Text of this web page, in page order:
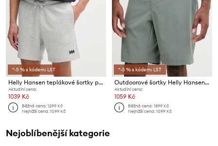
*-5 % s kódem: LST
Helly Hansen teplákové šortky pánské bavlněné TERRY
Aktuální cena:
1039 Kč
Běžná cena:1299 Kč
Nejnižší cena:1099 Kč
*-5 % s kódem: LST
Outdoorové šortky Helly Hansen HP Sirocco
Aktuální cena:
1059 Kč
Běžná cena:1899 Kč
Nejnižší cena:1099 Kč
Nejoblíbenější kategorie